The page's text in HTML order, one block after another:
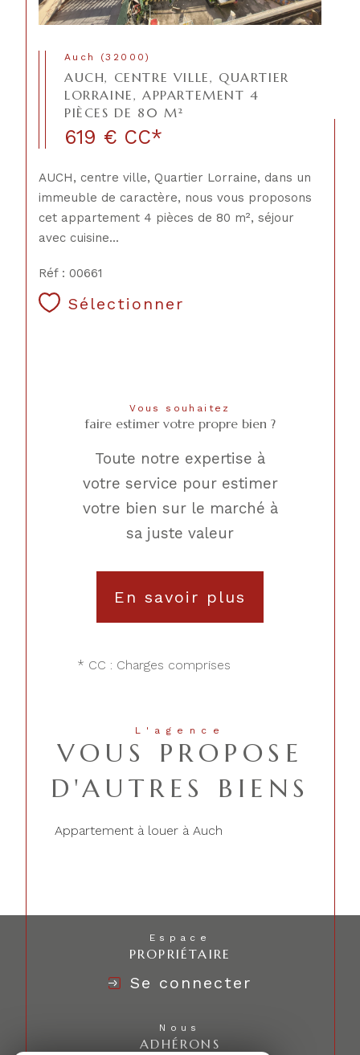
Auch (32000)
AUCH, CENTRE VILLE, QUARTIER
LORRAINE, APPARTEMENT 4
PIÈCES DE 80 M²
619 € CC*
AUCH, centre ville, Quartier Lorraine, dans un
immeuble de caractère, nous vous proposons
cet appartement 4 pièces de 80 m², séjour
avec cuisine...
Réf : 00661
Sélectionner
Vous souhaitez
faire estimer votre propre bien ?
Toute notre expertise à
votre service pour estimer
votre bien sur le marché à
sa juste valeur
En savoir plus
* CC : Charges comprises
L'agence
VOUS PROPOSE
D'AUTRES BIENS
Appartement à louer à Auch
Espace
PROPRIÉTAIRE
Se connecter
Nous
ADHÉRONS